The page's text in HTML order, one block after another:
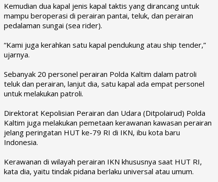
Kemudian dua kapal jenis kapal taktis yang dirancang untuk
mampu beroperasi di perairan pantai, teluk, dan perairan
pedalaman sungai (sea rider).
“Kami juga kerahkan satu kapal pendukung atau ship tender,”
ujarnya.
Sebanyak 20 personel perairan Polda Kaltim dalam patroli
teluk dan perairan, lanjut dia, satu kapal ada empat personel
untuk melakukan patroli.
Direktorat Kepolisian Perairan dan Udara (Ditpolairud) Polda
Kaltim juga melakukan pemetaan kerawanan kawasan perairan
jelang peringatan HUT ke-79 RI di IKN, ibu kota baru
Indonesia.
Kerawanan di wilayah perairan IKN khususnya saat HUT RI,
kata dia, yaitu tindak pidana berlaku universal atau umum.